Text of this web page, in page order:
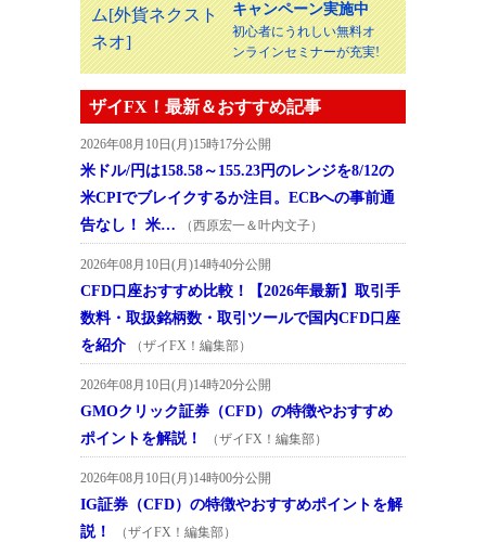
キャンペーン実施中
初心者にうれしい無料オ
ンラインセミナーが充実!
ザイFX！最新＆おすすめ記事
2026年08月10日(月)15時17分公開
米ドル/円は158.58～155.23円のレンジを8/12の
米CPIでブレイクするか注目。ECBへの事前通
告なし！ 米…
（西原宏一＆叶内文子）
2026年08月10日(月)14時40分公開
CFD口座おすすめ比較！【2026年最新】取引手
数料・取扱銘柄数・取引ツールで国内CFD口座
を紹介
（ザイFX！編集部）
2026年08月10日(月)14時20分公開
GMOクリック証券（CFD）の特徴やおすすめ
ポイントを解説！
（ザイFX！編集部）
2026年08月10日(月)14時00分公開
IG証券（CFD）の特徴やおすすめポイントを解
説！
（ザイFX！編集部）